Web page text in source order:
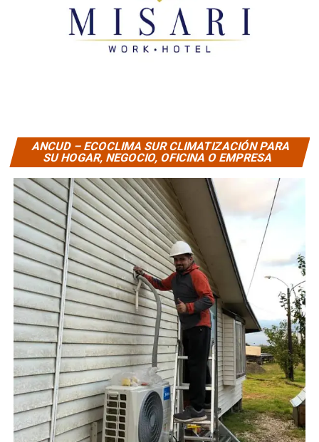
ANCUD – ECOCLIMA SUR CLIMATIZACIÓN PARA
SU HOGAR, NEGOCIO, OFICINA O EMPRESA